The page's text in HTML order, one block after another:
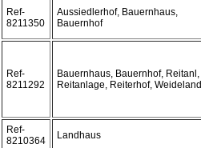
Ref-
8211350
Aussiedlerhof, Bauernhaus,
Bauernhof
Ref-
8211292
Bauernhaus, Bauernhof, Reitanl,
Reitanlage, Reiterhof, Weideland
Ref-
8210364
Landhaus